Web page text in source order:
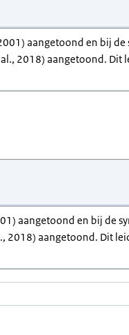
aangetoond en bij
2018) aangetoond. Dit
aangetoond en bij de
2018) aangetoond. Dit